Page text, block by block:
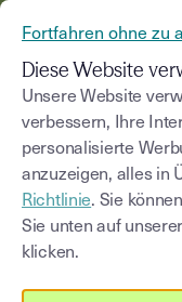
Blog
Kategorie auswählen
Fortfahren ohne zu
Diese Website
Unsere Website
verbessern, Ihre
personalisierte
anzuzeigen, alles in
Richtlinie. Sie
Sie unten auf
klicken.